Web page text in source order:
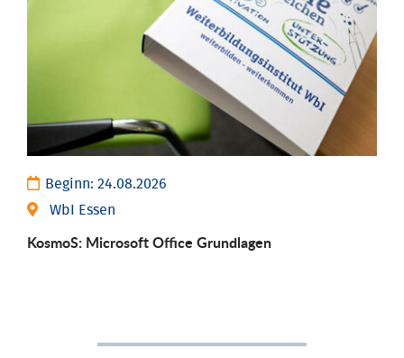
Beginn: 24.08.2026
WbI Essen
KosmoS: Microsoft Office Grund­lagen